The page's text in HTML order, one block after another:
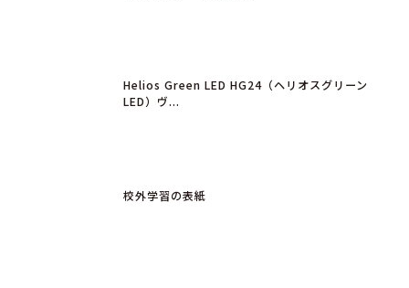
Helios Green LED HG24（ヘリオスグリーン
LED）ヴ...
校外学習の表紙